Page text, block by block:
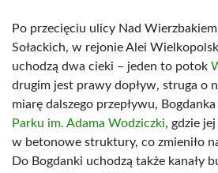
Po przecięciu ulicy Nad
Sołackich, w rejonie Alei
uchodzą dwa cieki – jeden to potok
drugim jest prawy dopływ, struga o
miarę dalszego przepływu,
Parku im. Adama Wodziczki, gdzie
w betonowe struktury, co zmieniło
Do Bogdanki uchodzą także kanały